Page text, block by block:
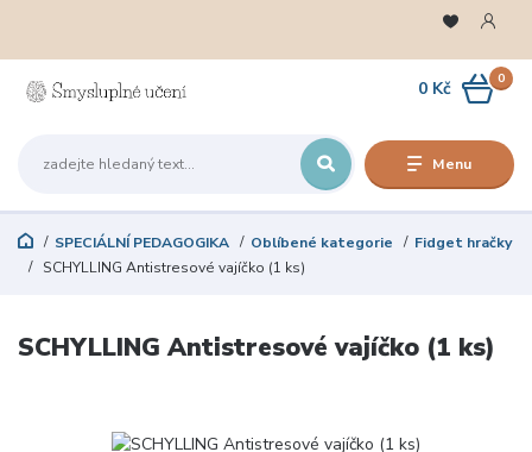
Menu
0
0 Kč
SPECIÁLNÍ PEDAGOGIKA Oblíbené kategorie
Fidget hračky
SCHYLLING Antistresové vajíčko (1 ks)
SCHYLLING Antistresové vajíčko (1 ks)